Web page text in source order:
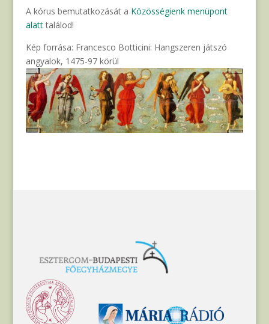
A kórus bemutatkozását a Közösségienk menüpont
alatttalálod!
Kép forrása: Francesco Botticini: Hangszeren játszó
angyalok, 1475-97 körül